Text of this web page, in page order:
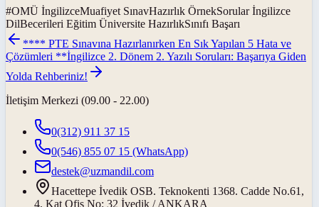
#OMÜ İngilizceMuafiyet SınavHazırlık ÖrnekSorular İngilizce
DilBecerileri Eğitim Üniversite HazırlıkSınıfı Başarı
**** PTE Sınavına Hazırlanırken En Sık Yapılan 5 Hata ve
Çözümleri **İngilizce 2. Dönem 2. Yazılı Soruları: Başarıya Giden
Yolda Rehberiniz!
İletişim Merkezi (09.00 - 22.00)
0(312) 911 37 15
0(546) 855 07 15 (WhatsApp)
destek@uzmandil.com
Hacettepe İvedik OSB. Teknokenti 1368. Cadde No.61,
4. Kat Ofis No: 32 İvedik / ANKARA